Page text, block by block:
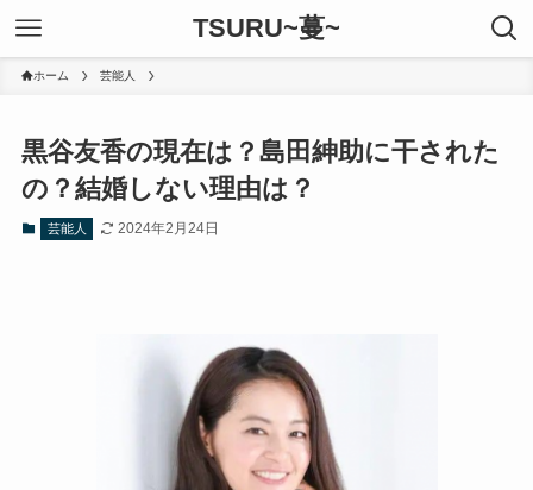
TSURU~蔓~
ホーム 芸能人
黒谷友香の現在は？島田紳助に干された
の？結婚しない理由は？
芸能人 2024年2月24日